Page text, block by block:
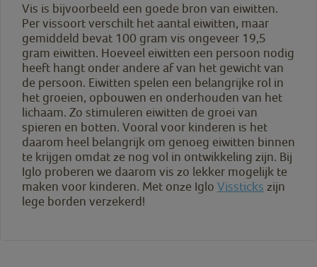
Vis is bijvoorbeeld een goede bron van eiwitten.
Per vissoort verschilt het aantal eiwitten, maar
gemiddeld bevat 100 gram vis ongeveer 19,5
gram eiwitten. Hoeveel eiwitten een persoon nodig
heeft hangt onder andere af van het gewicht van
de persoon. Eiwitten spelen een belangrijke rol in
het groeien, opbouwen en onderhouden van het
lichaam. Zo stimuleren eiwitten de groei van
spieren en botten. Vooral voor kinderen is het
daarom heel belangrijk om genoeg eiwitten binnen
te krijgen omdat ze nog vol in ontwikkeling zijn. Bij
Iglo proberen we daarom vis zo lekker mogelijk te
maken voor kinderen. Met onze Iglo Vissticks zijn
lege borden verzekerd!